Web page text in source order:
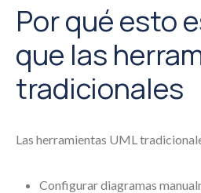
Por qué esto
que las
tradicionales
Las herramientas UML
Configurar diagramas